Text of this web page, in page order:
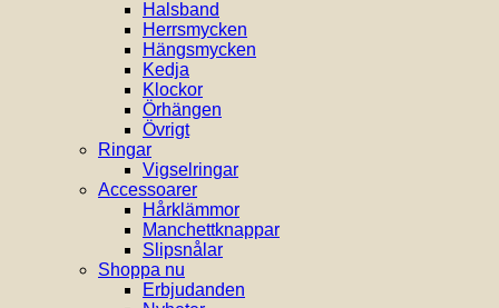
Halsband
Herrsmycken
Hängsmycken
Kedja
Klockor
Örhängen
Övrigt
Ringar
Vigselringar
Accessoarer
Hårklämmor
Manchettknappar
Slipsnålar
Shoppa nu
Erbjudanden